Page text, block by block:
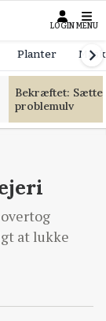
LOGIN MENU
Planter
Bekræftet:
problemulv
at lukke